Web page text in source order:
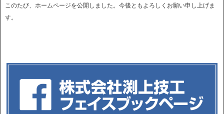
このたび、ホームページを公開しました。今後ともよろしくお願い申し上げま
す。